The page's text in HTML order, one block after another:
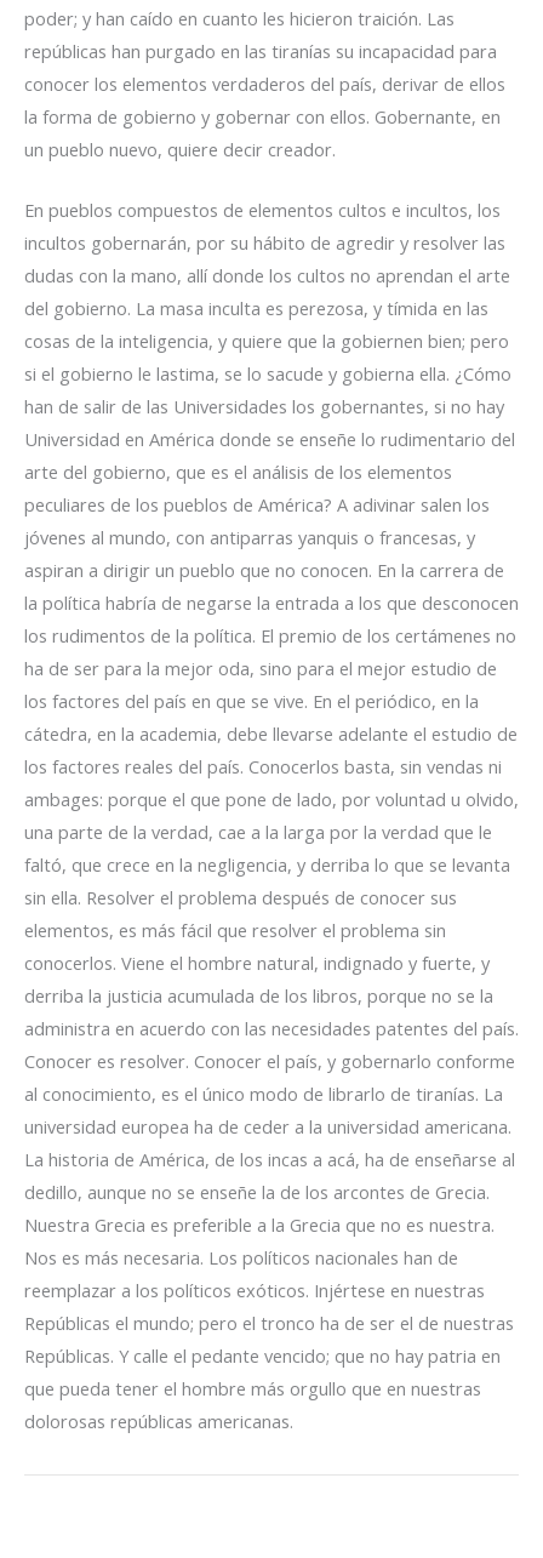
poder; y han caído en cuanto les hicieron traición. Las
repúblicas han purgado en las tiranías su incapacidad para
conocer los elementos verdaderos del país, derivar de ellos
la forma de gobierno y gobernar con ellos. Gobernante, en
un pueblo nuevo, quiere decir creador.
En pueblos compuestos de elementos cultos e incultos, los
incultos gobernarán, por su hábito de agredir y resolver las
dudas con la mano, allí donde los cultos no aprendan el arte
del gobierno. La masa inculta es perezosa, y tímida en las
cosas de la inteligencia, y quiere que la gobiernen bien; pero
si el gobierno le lastima, se lo sacude y gobierna ella. ¿Cómo
han de salir de las Universidades los gobernantes, si no hay
Universidad en América donde se enseñe lo rudimentario del
arte del gobierno, que es el análisis de los elementos
peculiares de los pueblos de América? A adivinar salen los
jóvenes al mundo, con antiparras yanquis o francesas, y
aspiran a dirigir un pueblo que no conocen. En la carrera de
la política habría de negarse la entrada a los que desconocen
los rudimentos de la política. El premio de los certámenes no
ha de ser para la mejor oda, sino para el mejor estudio de
los factores del país en que se vive. En el periódico, en la
cátedra, en la academia, debe llevarse adelante el estudio de
los factores reales del país. Conocerlos basta, sin vendas ni
ambages: porque el que pone de lado, por voluntad u olvido,
una parte de la verdad, cae a la larga por la verdad que le
faltó, que crece en la negligencia, y derriba lo que se levanta
sin ella. Resolver el problema después de conocer sus
elementos, es más fácil que resolver el problema sin
conocerlos. Viene el hombre natural, indignado y fuerte, y
derriba la justicia acumulada de los libros, porque no se la
administra en acuerdo con las necesidades patentes del país.
Conocer es resolver. Conocer el país, y gobernarlo conforme
al conocimiento, es el único modo de librarlo de tiranías. La
universidad europea ha de ceder a la universidad americana.
La historia de América, de los incas a acá, ha de enseñarse al
dedillo, aunque no se enseñe la de los arcontes de Grecia.
Nuestra Grecia es preferible a la Grecia que no es nuestra.
Nos es más necesaria. Los políticos nacionales han de
reemplazar a los políticos exóticos. Injértese en nuestras
Repúblicas el mundo; pero el tronco ha de ser el de nuestras
Repúblicas. Y calle el pedante vencido; que no hay patria en
que pueda tener el hombre más orgullo que en nuestras
dolorosas repúblicas americanas.